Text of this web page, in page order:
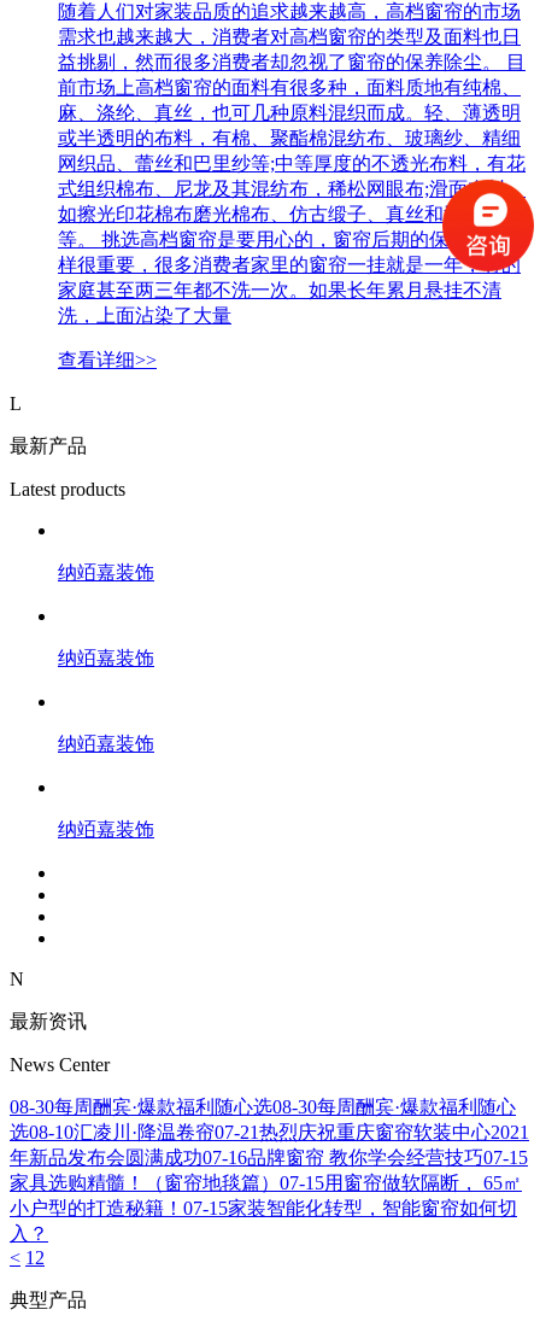
随着人们对家装品质的追求越来越高，高档窗帘的市场
需求也越来越大，消费者对高档窗帘的类型及面料也日
益挑剔，然而很多消费者却忽视了窗帘的保养除尘。 目
前市场上高档窗帘的面料有很多种，面料质地有纯棉、
麻、涤纶、真丝，也可几种原料混织而成。轻、薄透明
或半透明的布料，有棉、聚酯棉混纺布、玻璃纱、精细
网织品、蕾丝和巴里纱等;中等厚度的不透光布料，有花
式组织棉布、尼龙及其混纺布，稀松网眼布;滑面布料，
如擦光印花棉布磨光棉布、仿古缎子、真丝和波纹绸
等。 挑选高档窗帘是要用心的，窗帘后期的保养清洁同
样很重要，很多消费者家里的窗帘一挂就是一年，有的
家庭甚至两三年都不洗一次。如果长年累月悬挂不清
洗，上面沾染了大量
查看详细>>
L
最新产品
Latest products
纳竡嘉装饰
纳竡嘉装饰
纳竡嘉装饰
纳竡嘉装饰
N
最新资讯
News Center
08-30每周酬宾·爆款福利随心选08-30每周酬宾·爆款福利随心
选08-10汇凌川·降温卷帘07-21热烈庆祝重庆窗帘软装中心2021
年新品发布会圆满成功07-16品牌窗帘 教你学会经营技巧07-15
家具选购精髓！（窗帘地毯篇） 07-15用窗帘做软隔断， 65㎡
小户型的打造秘籍！ 07-15家装智能化转型，智能窗帘如何切
入？
< 1 2
典型产品